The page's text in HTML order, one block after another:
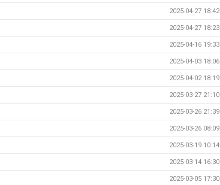
2025-04-27 18:42
2025-04-27 18:23
2025-04-16 19:33
2025-04-03 18:06
2025-04-02 18:19
2025-03-27 21:10
2025-03-26 21:39
2025-03-26 08:09
2025-03-19 10:14
2025-03-14 16:30
2025-03-05 17:30